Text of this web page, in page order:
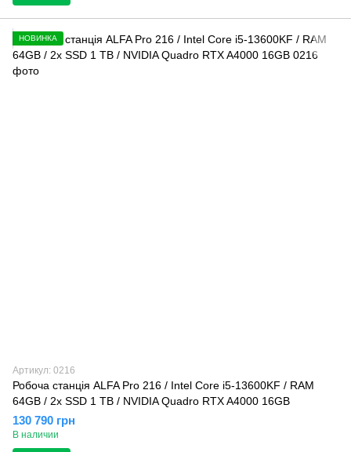
НОВИНКА
Артикул: 0216
Робоча станція ALFA Pro 216 / Intel Core i5-13600KF / RAM
64GB / 2x SSD 1 TB / NVIDIA Quadro RTX A4000 16GB
130 790 грн
В наличии